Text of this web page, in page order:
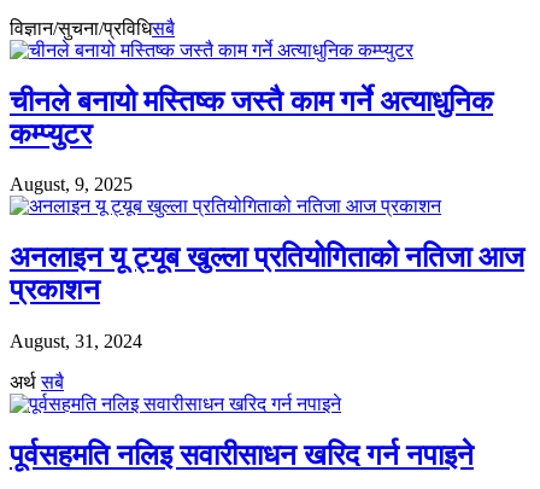
विज्ञान/सुचना/प्रविधिसबै
चीनले बनायो मस्तिष्क जस्तै काम गर्ने अत्याधुनिक
कम्प्युटर
August, 9, 2025
अनलाइन यू ट्यूब खुल्ला प्रतियोगिताको नतिजा आज
प्रकाशन
August, 31, 2024
अर्थ सबै
पूर्वसहमति नलिइ सवारीसाधन खरिद गर्न नपाइने